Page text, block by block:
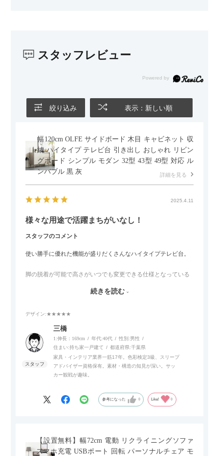
また、カウチのように足を伸ばしてくつろげるスタイルが理想
かせるため、普段はカウチとして使い、来客時には離してスツ
す。
スタッフレビュー
絞り込み 表示：新しい順
幅120cm OLFE サイドボード 木目 キャビネット 収
納 ハイタイプ テレビ台 引き出し おしゃれ リビン
グボード シンプル モダン 32型 43型 49型 対応 ル
ンバブル 黒 灰
詳細を見る
2025.4.11
様々な用途で活躍まちがいなし！
スタッフのコメント
使い勝手に優れた機能が盛りだくさんなハイタイプテレビ台。
脚の脱着が可能で高さがいつでも変更できる仕様となっている
また、補助テーブルとして使用可能なスライドテーブルや収納
内部にもプリンターなどが置けるスライド棚板がついているの
でテレビ台以外にもオフィスなどでの収納家具やリビングでの
サイドボードとして多目的な用途に対応しています。
また、扉は横方向へのスライド式となっているので開閉時のス
ペースを最小限に抑えられ、省スペースでご利用いただけるの
続きを読む
デザイン:★★★★★
三橋
1:伸長：169cm 年代:40代 性別:男性
住まい:持ち家一戸建て 都道府県:千葉県
家具・インテリア業界一筋17年。色彩検定3級、スリープ
アドバイザー資格保有。素材・構造の知見が深い。サッ
カー観戦が趣味。
参考になった 0 Like! 0
【設置無料】幅72cm 電動 リクライニングソファ
スマホ充電 USBポート 回転 パーソナルチェア モ